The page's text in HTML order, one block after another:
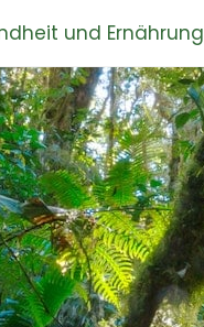
und Ernährung